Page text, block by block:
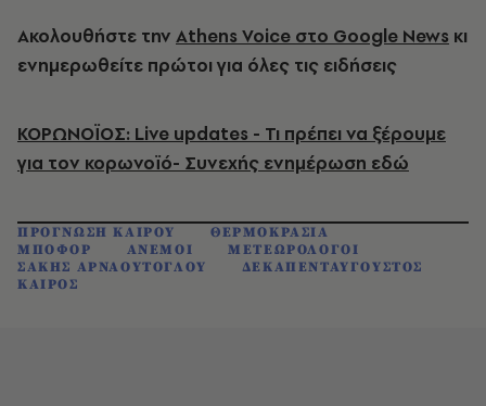
Ακολουθήστε την Athens Voice στο Google News κι
ενημερωθείτε πρώτοι για όλες τις ειδήσεις
ΚΟΡΩΝΟΪΟΣ: Live updates - Τι πρέπει να ξέρουμε
για τον κορωνοϊό- Συνεχής ενημέρωση εδώ
ΠΡΟΓΝΩΣΗ ΚΑΙΡΟΥ
ΘΕΡΜΟΚΡΑΣΙΑ
ΜΠΟΦΟΡ
ΑΝΕΜΟΙ
ΜΕΤΕΩΡΟΛΟΓΟΙ
ΣΑΚΗΣ ΑΡΝΑΟΥΤΟΓΛΟΥ
ΔΕΚΑΠΕΝΤΑΥΓΟΥΣΤΟΣ
ΚΑΙΡΟΣ